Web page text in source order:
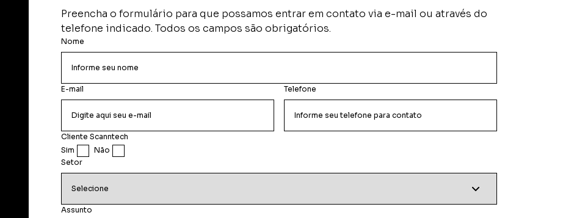
Preencha o formulário para que possamos entrar em contato via e-mail ou através do
telefone indicado. Todos os campos são obrigatórios.
Nome
E-mail Telefone
Cliente Scanntech
Sim
Não
Setor
Assunto